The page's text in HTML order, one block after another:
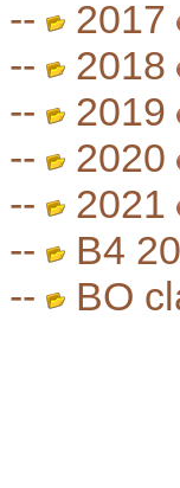
--
2017
--
2018
--
2019
--
2020
--
2021
--
B4
--
BO